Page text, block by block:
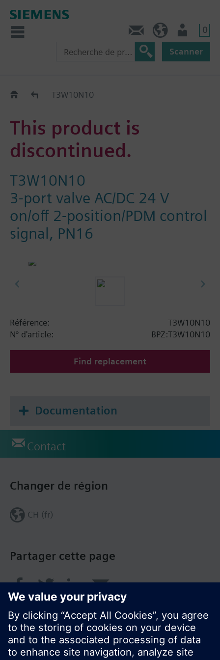
0
Scanner
Old2NewT3W10N10
This product is
discontinued.
T3W10N10
3-port valve AC/DC 24 V
on/off 2-position/PDM control
signal, PN16
Référence:
T3W10N10
N° d'article:
BPZ:T3W10N10
Find replacement
Documentation
Contact
Partager cette page
Changer de région
CH (fr)